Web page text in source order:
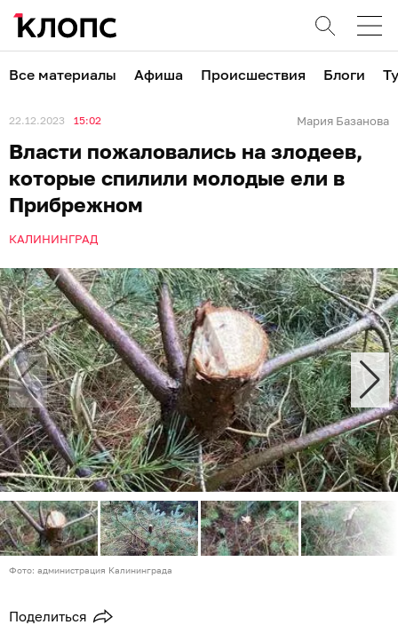
Все материалы Афиша Происшествия Блоги
22.12.2023 15:02 Мария Базанова
Власти пожаловались на злодеев,
которые спилили молодые ели в
Прибрежном
КАЛИНИНГРАД
Фото: администрация Калининграда
Поделиться